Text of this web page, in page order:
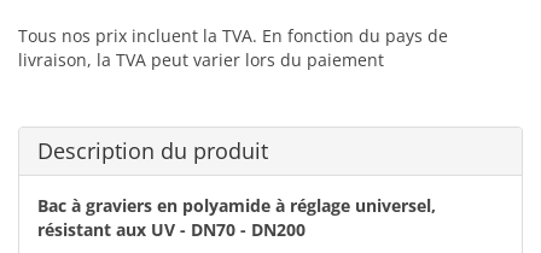
Tous nos prix incluent la TVA. En fonction du pays de
livraison, la TVA peut varier lors du paiement
Description du produit
Bac à graviers en polyamide à réglage universel,
résistant aux UV - DN70 - DN200